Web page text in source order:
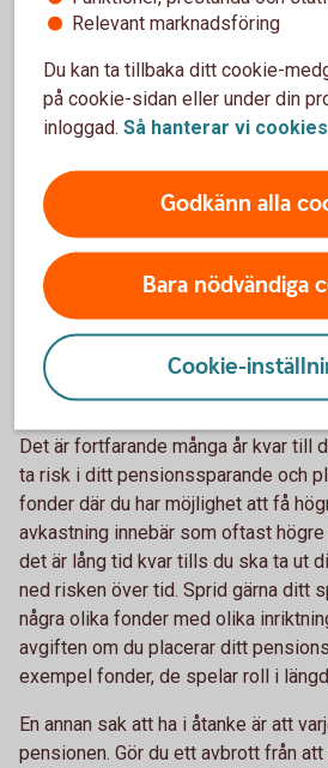
2 250 eller 3 000 kronor permånad
Kanske har du också i det här
upp i lön. Tjänar du runt 56 000
kan det vara en bra idé att löneväxla,
lön. Din bruttolön efter
100 kronor per månad, då går du
din allmänna pension. Avsättningen
vilket innebär lägre skatt för
arbetsgivaren, som i stället kan
sparande till arbetstagaren.
Val av sparande och
Det är fortfarande många år kvar till
ta risk i ditt pensionssparande och
fonder där du har möjlighet att få
avkastning innebär som oftast
det är lång tid kvar tills du ska ta ut
ned risken över tid. Sprid gärna ditt
några olika fonder med olika
avgiften om du placerar ditt
exempel fonder, de spelar roll i
En annan sak att ha i åtanke är att
pensionen. Gör du ett avbrott från
Relevant marknadsföring
Du kan ta tillbaka ditt cookie-
på cookie-sidan eller under din
inloggad. Så hanterar vi cookies
Godkänn alla
Bara nödvändiga
Cookie-